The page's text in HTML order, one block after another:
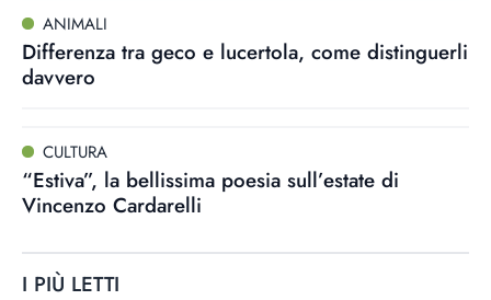
ANIMALI
Differenza tra geco e lucertola, come distinguerli
davvero
CULTURA
“Estiva”, la bellissima poesia sull’estate di
Vincenzo Cardarelli
I PIÙ LETTI